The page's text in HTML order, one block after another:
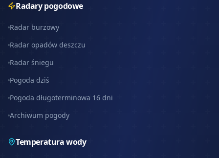
Radary pogodowe
Radar burzowy
Radar opadów deszczu
Radar śniegu
Pogoda dziś
Pogoda długoterminowa 16 dni
Archiwum pogody
Temperatura wody